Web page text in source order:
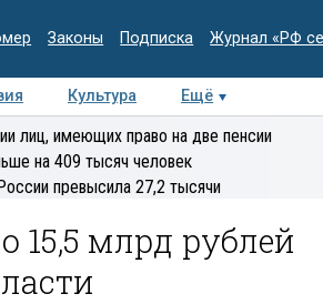
Законы Подписка Журнал «РФ
Культура
Ещё
Интервью Колумнисты
лиц, имеющих право на две пенсии
на 409 тысяч человек
превысила 27,2 тысячи
15,5 млрд рублей